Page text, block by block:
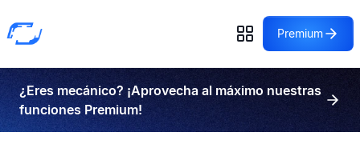
Premium
¿Eres mecánico? ¡Aprovecha al máximo nuestras
funciones Premium!